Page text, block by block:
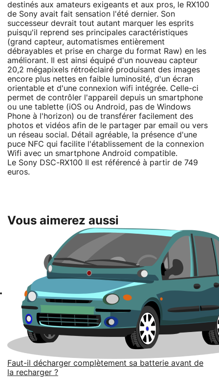
destinés aux amateurs exigeants et aux pros, le RX100
de Sony avait fait sensation l'été dernier. Son
successeur devrait tout autant marquer les esprits
puisqu'il reprend ses principales caractéristiques
(grand capteur, automatismes entièrement
débrayables et prise en charge du format Raw) en les
améliorant. Il est ainsi équipé d'un nouveau capteur
20,2 mégapixels rétroéclairé produisant des images
encore plus nettes en faible luminosité, d'un écran
orientable et d'une connexion wifi intégrée. Celle-ci
permet de contrôler l'appareil depuis un smartphone
ou une tablette (iOS ou Android, pas de Windows
Phone à l'horizon) ou de transférer facilement des
photos et vidéos afin de le partager par email ou vers
un réseau social. Détail agréable, la présence d'une
puce NFC qui facilite l'établissement de la connexion
Wifi avec un smartphone Android compatible.
Le Sony DSC-RX100 II est référencé à partir de 749
euros.
Vous aimerez aussi
Faut-il décharger complètement sa batterie avant de
la recharger ?